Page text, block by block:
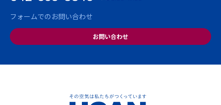
フォームでのお問い合わせ
お問い合わせ